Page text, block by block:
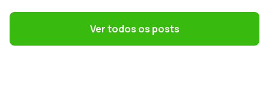
Simples Nacional na Reforma Tributária:
como escolher o melhor regime em 2027
Ver todos os posts